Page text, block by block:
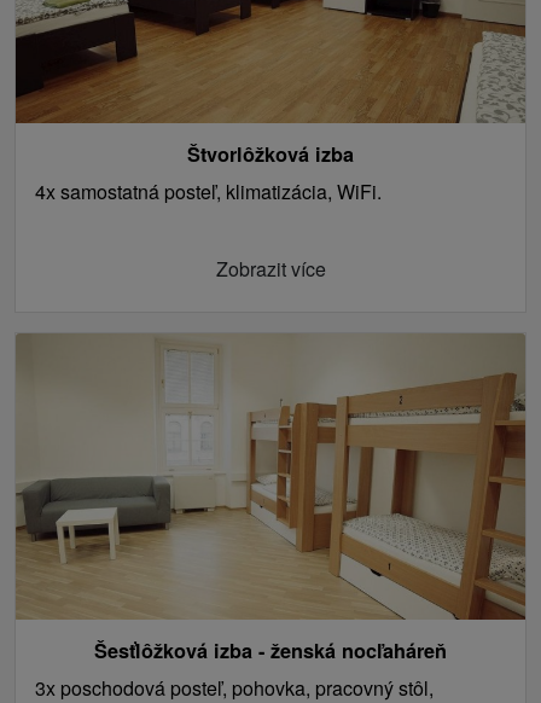
Štvorlôžková izba
4x samostatná posteľ, klimatizácia, WiFi.
Zobrazit více
Šesťlôžková izba - ženská nocľaháreň
3x poschodová posteľ, pohovka, pracovný stôl,